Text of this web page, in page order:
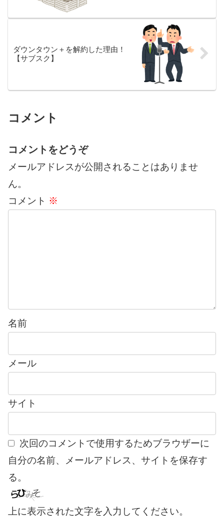
ダウンタウン＋を解約した理由！
【サブスク】
コメント
コメントをどうぞ
メールアドレスが公開されることはありませ
ん。
コメント ※
名前
メール
サイト
次回のコメントで使用するためブラウザーに
自分の名前、メールアドレス、サイトを保存す
る。
上に表示された文字を入力してください。